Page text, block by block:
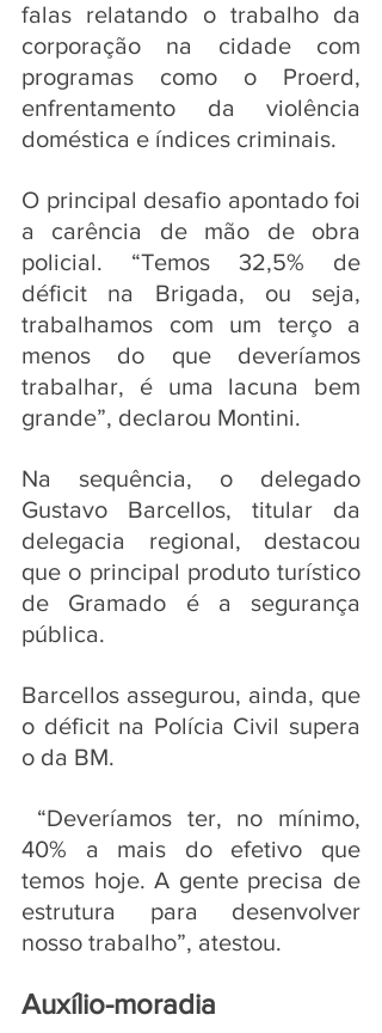
falas relatando o trabalho da
corporação na cidade com
programas como o Proerd,
enfrentamento da violência
doméstica e índices criminais.
O principal desafio apontado foi
a carência de mão de obra
policial. “Temos 32,5% de
déficit na Brigada, ou seja,
trabalhamos com um terço a
menos do que deveríamos
trabalhar, é uma lacuna bem
grande”, declarou Montini.
Na sequência, o delegado
Gustavo Barcellos, titular da
delegacia regional, destacou
que o principal produto turístico
de Gramado é a segurança
pública.
Barcellos assegurou, ainda, que
o déficit na Polícia Civil supera
o da BM.
40% a mais do efetivo que
temos hoje. A gente precisa de
estrutura para desenvolver
nosso trabalho”, atestou.
Auxílio-moradia